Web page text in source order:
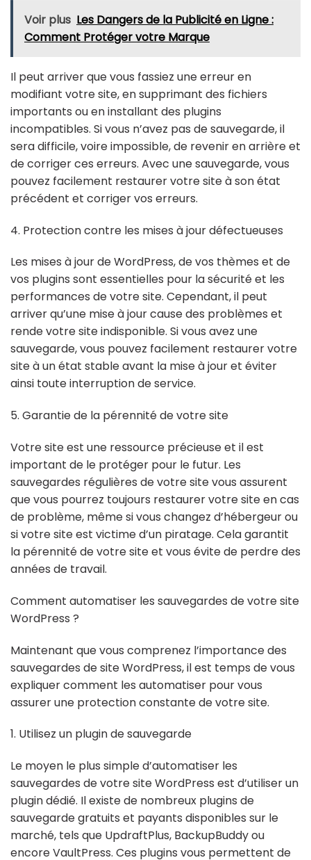
Voir plus Les Dangers de la Publicité en Ligne :
Comment Protéger votre Marque
Il peut arriver que vous fassiez une erreur en
modifiant votre site, en supprimant des fichiers
importants ou en installant des plugins
incompatibles. Si vous n’avez pas de sauvegarde, il
sera difficile, voire impossible, de revenir en arrière et
de corriger ces erreurs. Avec une sauvegarde, vous
pouvez facilement restaurer votre site à son état
précédent et corriger vos erreurs.
4. Protection contre les mises à jour défectueuses
Les mises à jour de WordPress, de vos thèmes et de
vos plugins sont essentielles pour la sécurité et les
performances de votre site. Cependant, il peut
arriver qu’une mise à jour cause des problèmes et
rende votre site indisponible. Si vous avez une
sauvegarde, vous pouvez facilement restaurer votre
site à un état stable avant la mise à jour et éviter
ainsi toute interruption de service.
5. Garantie de la pérennité de votre site
Votre site est une ressource précieuse et il est
important de le protéger pour le futur. Les
sauvegardes régulières de votre site vous assurent
que vous pourrez toujours restaurer votre site en cas
de problème, même si vous changez d’hébergeur ou
si votre site est victime d’un piratage. Cela garantit
la pérennité de votre site et vous évite de perdre des
années de travail.
Comment automatiser les sauvegardes de votre site
WordPress ?
Maintenant que vous comprenez l’importance des
sauvegardes de site WordPress, il est temps de vous
expliquer comment les automatiser pour vous
assurer une protection constante de votre site.
1. Utilisez un plugin de sauvegarde
Le moyen le plus simple d’automatiser les
sauvegardes de votre site WordPress est d’utiliser un
plugin dédié. Il existe de nombreux plugins de
sauvegarde gratuits et payants disponibles sur le
marché, tels que UpdraftPlus, BackupBuddy ou
encore VaultPress. Ces plugins vous permettent de